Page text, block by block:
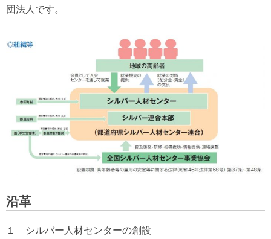
団法人です。
沿革
１ シルバー人材センターの創設